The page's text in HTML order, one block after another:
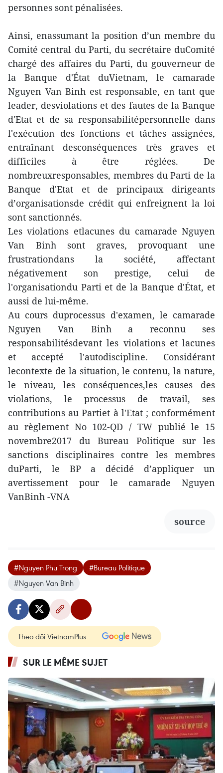
personnes sont pénalisées.
Ainsi, enassumant la position d’un membre du
Comité central du Parti, du secrétaire duComité
chargé des affaires du Parti, du gouverneur de
la Banque d'État duVietnam, le camarade
Nguyen Van Binh est responsable, en tant que
leader, desviolations et des fautes de la Banque
d'Etat et de sa responsabilitépersonnelle dans
l'exécution des fonctions et tâches assignées,
entraînant desconséquences très graves et
difficiles à être réglées. De
nombreuxresponsables, membres du Parti de la
Banque d'Etat et de principaux dirigeants
d’organisationsde crédit qui enfreignent la loi
sont sanctionnés.
Les violations etlacunes du camarade Nguyen
Van Binh sont graves, provoquant une
frustrationdans la société, affectant
négativement son prestige, celui de
l'organisationdu Parti et de la Banque d'État, et
aussi de lui-même.
Au cours duprocessus d'examen, le camarade
Nguyen Van Binh a reconnu ses
responsabilitésdevant les violations et lacunes
et accepté l'autodiscipline. Considérant
lecontexte de la situation, le contenu, la nature,
le niveau, les conséquences,les causes des
violations, le processus de travail, ses
contributions au Partiet à l'Etat ; conformément
au règlement No 102-QD / TW publié le 15
novembre2017 du Bureau Politique sur les
sanctions disciplinaires contre les membres
duParti, le BP a décidé d’appliquer un
avertissement pour le camarade Nguyen
VanBinh -VNA
source
#Nguyen Phu Trong
#Bureau Politique
#Nguyen Van Binh
Theo dõi VietnamPlus
SUR LE MÊME SUJET